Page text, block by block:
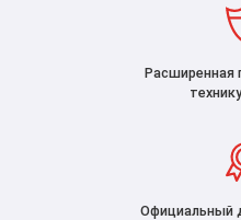
Расширенная
Официальный